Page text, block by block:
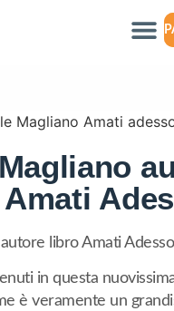
libro Amati Adesso
in questa
è veramente un